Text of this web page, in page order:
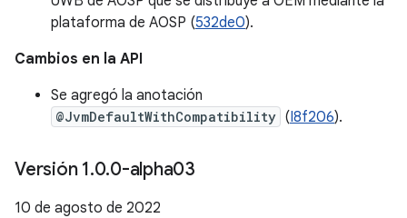
plataforma de AOSP (532de0).
Cambios en la API
Se agregó la anotación
@JvmDefaultWithCompatibility (I8f206).
Versión 1.0.0-alpha03
10 de agosto de 2022